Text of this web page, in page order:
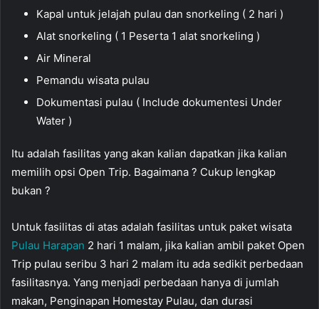
Kapal untuk jelajah pulau dan snorkeling ( 2 hari )
Alat snorkeling ( 1 Peserta 1 alat snorkeling )
Air Mineral
Pemandu wisata pulau
Dokumentasi pulau ( Include dokumentesi Under
Water )
Itu adalah fasilitas yang akan kalian dapatkan jika kalian
memilih opsi Open Trip. Bagaimana ? Cukup lengkap
bukan ?
Untuk fasilitas di atas adalah fasilitas untuk paket wisata
Pulau Harapan 2 hari 1 malam, jika kalian ambil paket Open
Trip pulau seribu 3 hari 2 malam itu ada sedikit perbedaan
fasilitasnya. Yang menjadi perbedaan hanya di jumlah
makan, Penginapan Homestay Pulau, dan durasi